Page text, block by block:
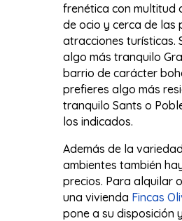
frenética con multitud
de ocio y cerca de las
atracciones turísticas.
algo más tranquilo
barrio de carácter
prefieres algo más
tranquilo Sants o
los indicados.
Además de la
ambientes también
precios. Para alquilar
una vivienda Fincas
pone a su disposición